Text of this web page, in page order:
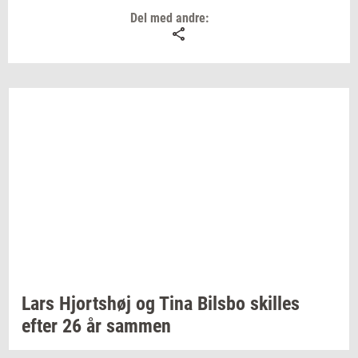
Del med andre:
Lars Hjorts­høj og Tina Bils­bo skil­les
efter 26 år sam­men